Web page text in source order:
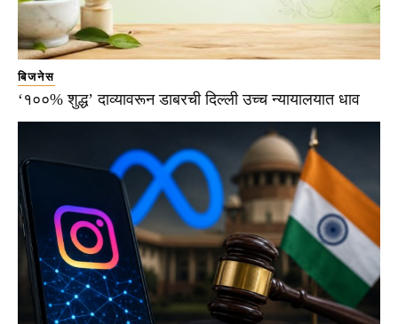
बिजनेस
‘१००% शुद्ध’ दाव्यावरून डाबरची दिल्ली उच्च न्यायालयात धाव